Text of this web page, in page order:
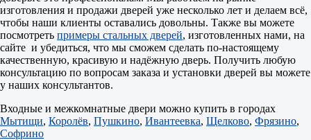
изготовления и продажи дверей уже несколько лет и делаем всё,
чтобы наши клиенты оставались довольны. Также вы можете
посмотреть примеры стальных дверей, изготовленных нами, на
сайте и убедиться, что мы сможем сделать по-настоящему
качественную, красивую и надёжную дверь. Получить любую
консультацию по вопросам заказа и установки дверей вы можете
у наших консультантов.
Входные и межкомнатные двери можно купить в городах
Мытищи, Королёв, Пушкино, Ивантеевка, Щелково, Фрязино,
Софрино